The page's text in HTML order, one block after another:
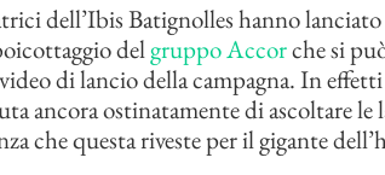
dell’Ibis Batignolles hanno
delgruppo Accorche si
di lancio della campagna. In
ancora ostinatamente di ascoltare le
che questa riveste per il gigante